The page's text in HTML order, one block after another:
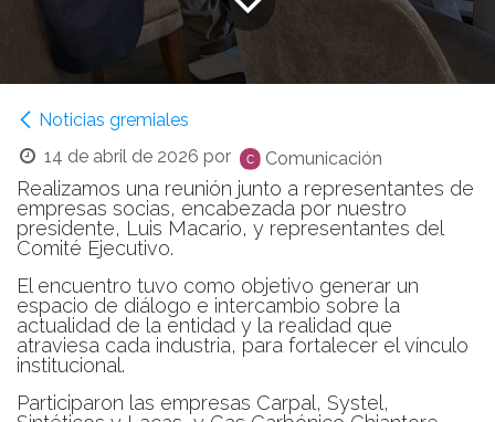
Noticias gremiales
14 de abril de 2026 por Comunicación
Realizamos una reunión junto a representantes de
empresas socias, encabezada por nuestro
presidente, Luis Macario, y representantes del
Comité Ejecutivo.
El encuentro tuvo como objetivo generar un
espacio de diálogo e intercambio sobre la
actualidad de la entidad y la realidad que
atraviesa cada industria, para fortalecer el vínculo
institucional.
Participaron las empresas Carpal, Systel,